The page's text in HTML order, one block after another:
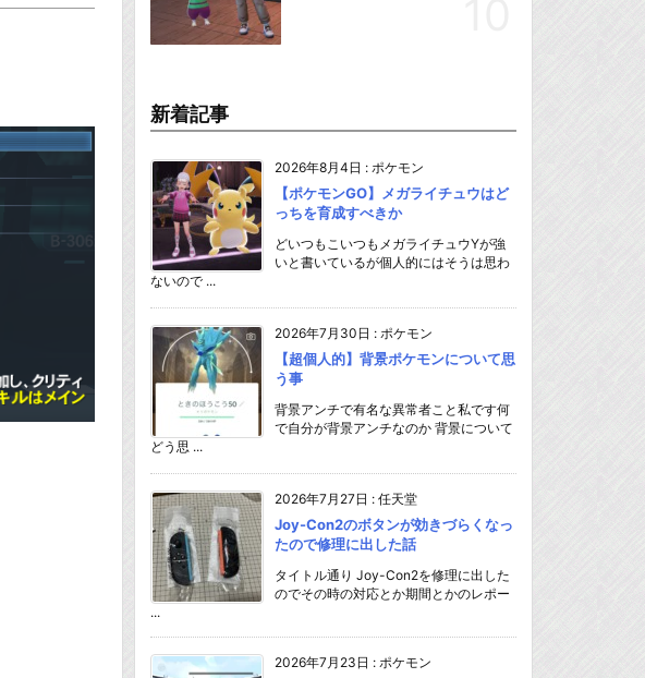
新着記事
2026年8月4日 : ポケモン
【ポケモンGO】メガライチュウはど
っちを育成すべきか
どいつもこいつもメガライチュウYが強
いと書いているが個人的にはそうは思わ
ないので ...
2026年7月30日 : ポケモン
【超個人的】背景ポケモンについて思
う事
背景アンチで有名な異常者こと私です何
で自分が背景アンチなのか 背景について
どう思 ...
2026年7月27日 : 任天堂
Joy-Con2のボタンが効きづらくなっ
たので修理に出した話
タイトル通り Joy-Con2を修理に出した
のでその時の対応とか期間とかのレポー
...
2026年7月23日 : ポケモン